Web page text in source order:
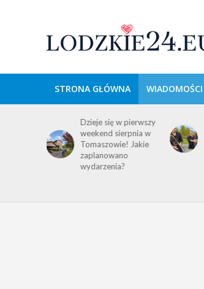
STRONA GŁÓWNA WIADOMOŚCI
Dzieje się w pierwszy
weekend sierpnia w
Tomaszowie! Jakie
zaplanowano
wydarzenia?